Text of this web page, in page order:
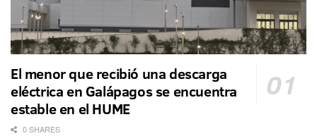
El menor que recibió una descarga
eléctrica en Galápagos se encuentra
estable en el HUME
0 SHARES